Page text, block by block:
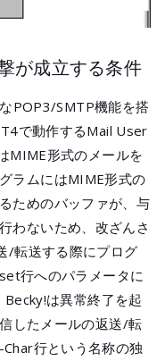
が成立する条件
POP3/SMTP機能を搭
で動作するMail User
MIME形式のメールを
ラムにはMIME形式の
ためのバッファが、与
わないため、改ざんさ
/転送する際にプログ
行へのパラメータに
は異常終了を起
したメールの返送/転
行という名称の独